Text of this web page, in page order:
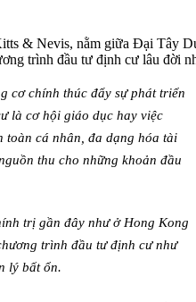
& Nevis, nằm giữa Đại Tây
trình đầu tư định cư lâu đời
cơ chính thúc đẩy sự phát triển
là cơ hội giáo dục hay việc
toàn cá nhân, đa dạng hóa tài
thu cho những khoản đầu
trị gần đây như ở Hong Kong
trình đầu tư định cư như
lý bất ổn.